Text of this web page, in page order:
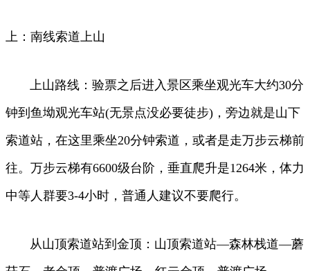
上：南线索道上山
上山路线：验票之后进入景区乘坐观光车大约30分
钟到鱼坳观光车站(无景点没必要徒步)，旁边就是山下
索道站，在这里乘坐20分钟索道，或者是走万步云梯前
往。万步云梯有6600级台阶，垂直爬升是1264米，体力
中等人群要3-4小时，普通人建议不要爬行。
从山顶索道站到金顶：山顶索道站—森林栈道—蘑